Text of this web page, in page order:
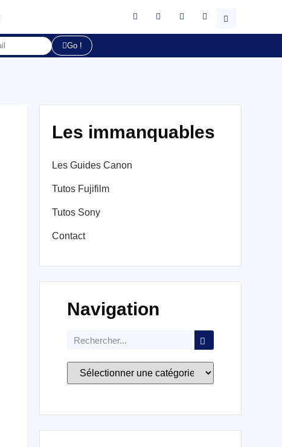
Go !
Les immanquables
Les Guides Canon
Tutos Fujifilm
Tutos Sony
Contact
Navigation